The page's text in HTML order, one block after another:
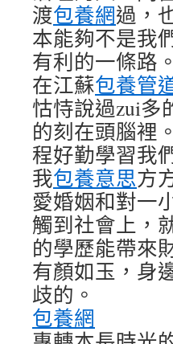
渡包養網過，
本能夠不是我
有利的一條路。
在江蘇包養管
怙恃說過zui多
的刻在頭腦裡
程好勤學習我
我包養意思方
愛婚姻和對一
觸到社會上，
的學歷能帶來
有顏如玉，身
歧的。
包養網